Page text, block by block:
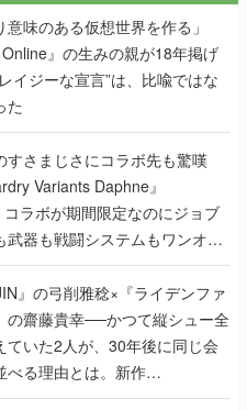
意味のある仮想世界を作る」
』の生みの親が18年掲げ
イジーな宣言”は、比喩ではな
た
すさまじさにコラボ先も驚嘆
Variants Daphne』
ラボが期間限定なのにジョブ
武器も戦闘システムもワンオフ
れた理由を両ディレクターに聞
』の弓削雅稔×『ライデンファ
の齋藤貴幸──かつて縦シュー全
ていた2人が、30年後に同じ会
べる理由とは。新作
EXTREME』で初タッグを組